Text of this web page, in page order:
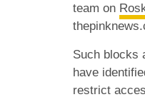
team on
Such blocks
have
restrict